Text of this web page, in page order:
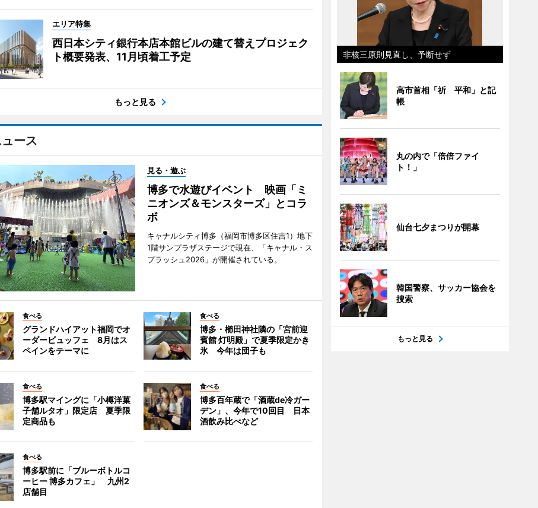
エリア特集
西日本シティ銀行本店本館ビルの建て替えプロジェク
ト概要発表、11月頃着工予定
もっと見る
ース
見る・遊ぶ
博多で水遊びイベント 映画「ミ
ニオンズ＆モンスターズ」とコラ
ボ
キャナルシティ博多（福岡市博多区住吉1）地下
1階サンプラザステージで現在、「キャナル・ス
プラッシュ2026」が開催されている。
食べる
グランドハイアット福岡でオ
ーダービュッフェ 8月はス
ペインをテーマに
食べる
博多・櫛田神社隣の「宮前迎
賓館 灯明殿」で夏季限定かき
氷 今年は団子も
食べる
博多駅マイングに「小樽洋菓
子舗ルタオ」限定店 夏季限
定商品も
食べる
博多百年蔵で「酒蔵de冷ガー
デン」、今年で10回目 日本
酒飲み比べなど
食べる
博多駅前に「ブルーボトルコ
ーヒー 博多カフェ」 九州2
店舗目
非核三原則見直し、予断せず
高市首相「祈 平和」と記
帳
丸の内で「倍倍ファイ
ト！」
仙台七夕まつりが開幕
韓国警察、サッカー協会を
捜索
もっと見る